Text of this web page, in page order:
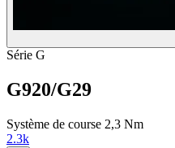
Série G
G920/G29
Système de course 2,3 Nm
2.3k